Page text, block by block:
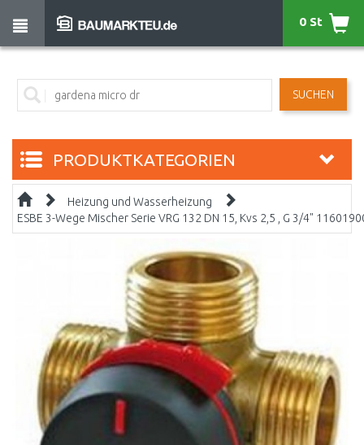
SUCHEN
0 St
PRODUKTKATEGORIEN
Heizung und Wasserheizung
ESBE 3-Wege Mischer Serie VRG 132 DN 15, Kvs 2,5 , G 3/4"